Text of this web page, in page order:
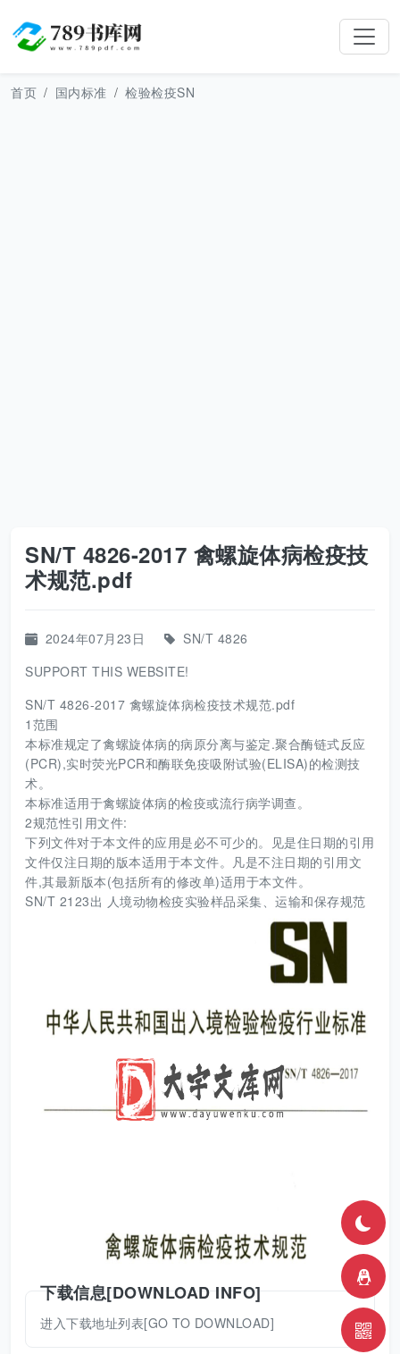
首页 国内标准 检验检疫SN
SN/T 4826-2017 禽螺旋体病检疫技
术规范.pdf
2024年07月23日
SN/T 4826
SUPPORT THIS WEBSITE!
SN/T 4826-2017 禽螺旋体病检疫技术规范.pdf
1范围
本标准规定了禽螺旋体病的病原分离与鉴定.聚合酶链式反应
(PCR),实时荧光PCR和酶联免疫吸附试验(ELISA)的检测技
术。
本标准适用于禽螺旋体病的检疫或流行病学调查。
2规范性引用文件:
下列文件对于本文件的应用是必不可少的。见是住日期的引用
文件仅注日期的版本适用于本文件。凡是不注日期的引用文
件,其最新版本(包括所有的修改单)适用于本文件。
SN/T 2123出 人境动物检疫实验样品采集、运输和保存规范
下载信息[DOWNLOAD INFO]
进入下载地址列表[GO TO DOWNLOAD]